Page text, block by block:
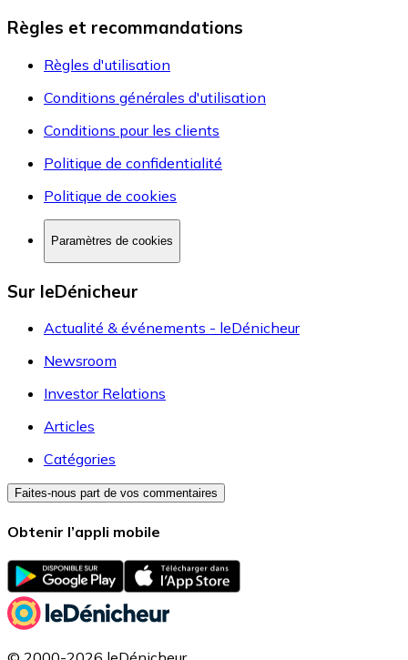
Règles et recommandations
Règles d'utilisation
Conditions générales d'utilisation
Conditions pour les clients
Politique de confidentialité
Politique de cookies
Paramètres de cookies
Sur leDénicheur
Actualité & événements - leDénicheur
Newsroom
Investor Relations
Articles
Catégories
Faites-nous part de vos commentaires
Obtenir l’appli mobile